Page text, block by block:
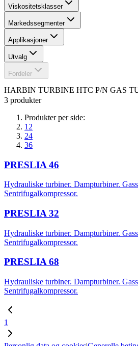
Viskositetsklasser
Markedssegmenter
Applikasjoner
Utvalg
Fordeler
HARBIN TURBINE HTC P/N GAS
3 produkter
Produkter per side:
12
24
36
PRESLIA 46
Hydrauliske turbiner. Dampturbiner.
Sentrifugalkompressor.
PRESLIA 32
Hydrauliske turbiner. Dampturbiner.
Sentrifugalkompressor.
PRESLIA 68
Hydrauliske turbiner. Dampturbiner.
Sentrifugalkompressor.
1